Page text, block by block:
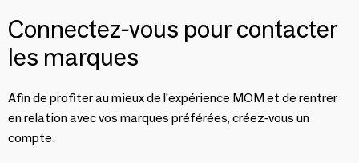
Connectez-vous pour contacter
les marques
Afin de profiter au mieux de l'expérience MOM et de rentrer
en relation avec vos marques préférées, créez-vous un
compte.